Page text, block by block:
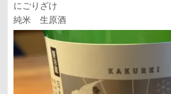
にごりざけ
純米 生原酒